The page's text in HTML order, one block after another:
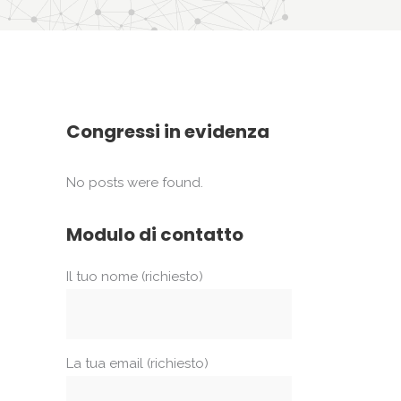
Congressi in evidenza
No posts were found.
Modulo di contatto
Il tuo nome (richiesto)
La tua email (richiesto)